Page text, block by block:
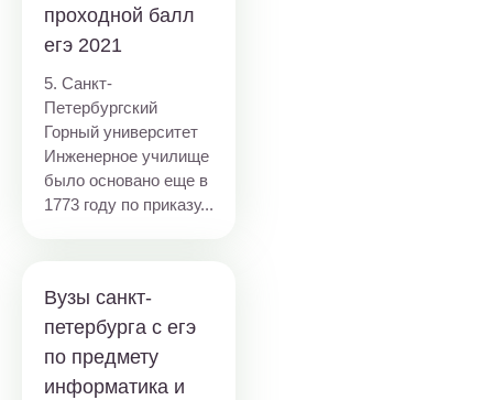
проходной балл
егэ 2021
5. Санкт-
Петербургский
Горный университет
Инженерное училище
было основано еще в
1773 году по приказу...
Вузы санкт-
петербурга c егэ
по предмету
информатика и